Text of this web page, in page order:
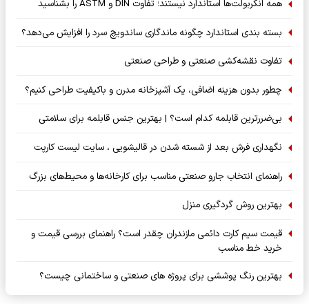
همه انکربولت‌ها استاندارد نیستند؛ تفاوت DIN و ASTM را بشناسید
بسته‌ بندی استاندارد چگونه ماندگاری ساندویچ سرد را افزایش می‌دهد؟
تفاوت نقشه‌کشی صنعتی و طراحی صنعتی
چطور بدون هزینه اضافی، یک آشپزخانه مدرن و باکیفیت طراحی کنیم؟
بی‌ضررترین قابلمه کدام است؟ | بهترین جنس قابلمه برای سلامتی
نگهداری فرش بعد از شسته شدن در قالیشویی ، سایت لیست کارپت
راهنمای انتخاب جارو صنعتی مناسب برای کارخانه‌ها و محیط‌های بزرگ
بهترین روش گردگیری منزل
قیمت سیم کارت دائمی مازندران چقدر است؟ راهنمای بررسی قیمت و
خرید خط مناسب
بهترین رنگ پوششی برای پروژه های صنعتی و ساختمانی چیست؟